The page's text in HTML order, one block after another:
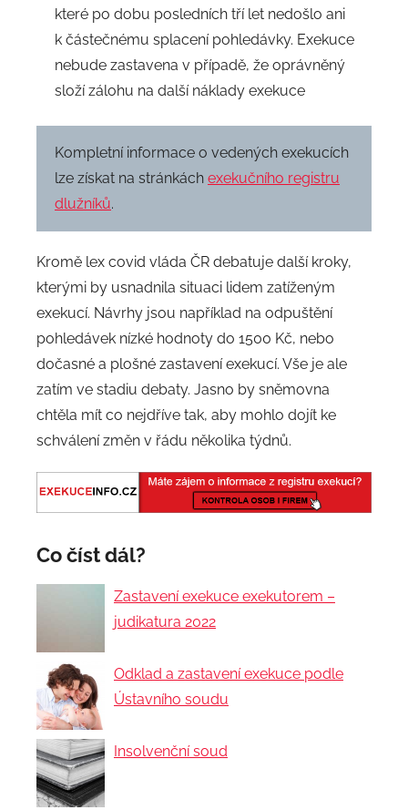
které po dobu posledních tří let nedošlo ani
k částečnému splacení pohledávky. Exekuce
nebude zastavena v případě, že oprávněný
složí zálohu na další náklady exekuce
Kompletní informace o vedených exekucích
lze získat na stránkách exekučního registru
dlužníků.
Kromě lex covid vláda ČR debatuje další kroky,
kterými by usnadnila situaci lidem zatíženým
exekucí. Návrhy jsou například na odpuštění
pohledávek nízké hodnoty do 1500 Kč, nebo
dočasné a plošné zastavení exekucí. Vše je ale
zatím ve stadiu debaty. Jasno by sněmovna
chtěla mít co nejdříve tak, aby mohlo dojít ke
schválení změn v řádu několika týdnů.
Co číst dál?
Zastavení exekuce exekutorem –
judikatura 2022
Odklad a zastavení exekuce podle
Ústavního soudu
Insolvenční soud